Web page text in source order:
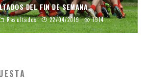
DEL FIN DE SEMANA
Resultados 22/04/2019 1914